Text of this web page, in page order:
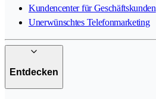
Kundencenter für Geschäftskunden
Unerwünschtes Telefonmarketing
Entdecken